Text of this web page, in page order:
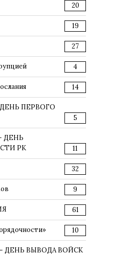
20
19
27
4
14
ДЕНЬ ПЕРВОГО
5
ДЕНЬ
РК
11
32
9
61
10
– ДЕНЬ ВЫВОДА ВОЙСК